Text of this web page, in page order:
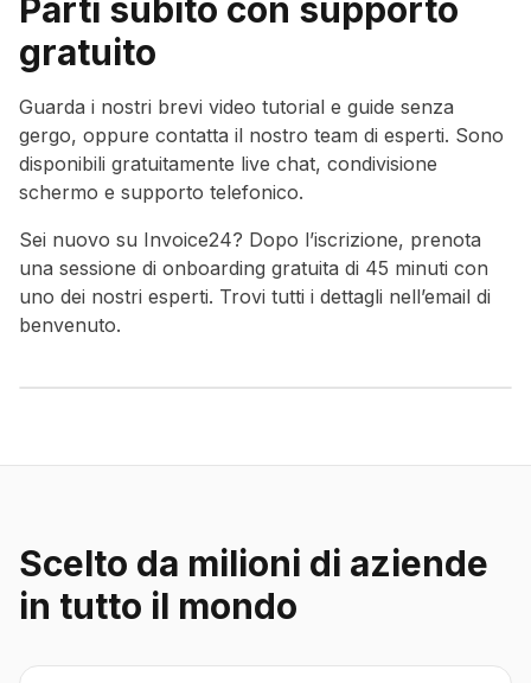
Parti subito con supporto
gratuito
Guarda i nostri brevi video tutorial e guide senza
gergo, oppure contatta il nostro team di esperti. Sono
disponibili gratuitamente live chat, condivisione
schermo e supporto telefonico.
Sei nuovo su Invoice24? Dopo l’iscrizione, prenota
una sessione di onboarding gratuita di 45 minuti con
uno dei nostri esperti. Trovi tutti i dettagli nell’email di
benvenuto.
Scelto da milioni di aziende
in tutto il mondo